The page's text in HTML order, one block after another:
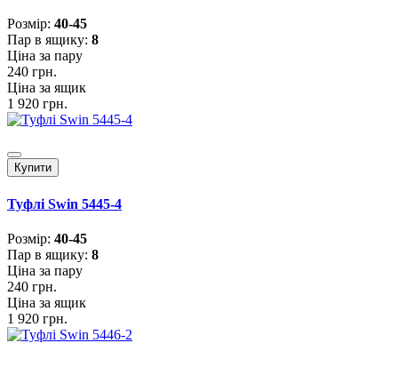
Розмiр: 40-45
Пар в ящику: 8
Ціна за пару
240 грн.
Ціна за ящик
1 920 грн.
Купити
Туфлі Swin 5445-4
Розмiр: 40-45
Пар в ящику: 8
Ціна за пару
240 грн.
Ціна за ящик
1 920 грн.